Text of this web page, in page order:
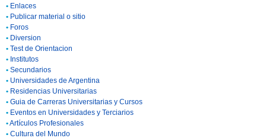
• Enlaces
• Publicar material o sitio
• Foros
• Diversion
• Test de Orientacion
• Institutos
• Secundarios
• Universidades de Argentina
• Residencias Universitarias
• Guia de Carreras Universitarias y Cursos
• Eventos en Universidades y Terciarios
•Artículos Profesionales
• Cultura del Mundo